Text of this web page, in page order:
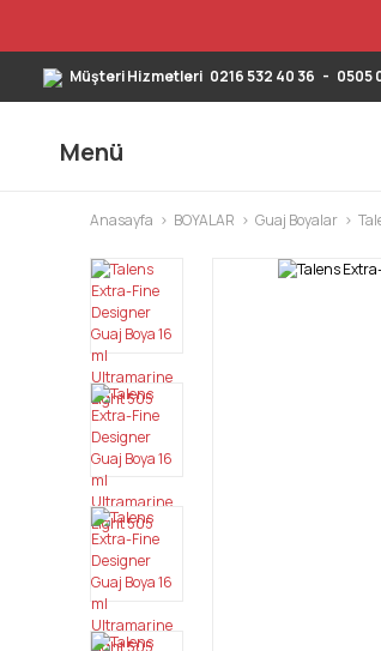
Müşteri Hizmetleri 0216 532 40 36 - 0505
Menü
Anasayfa BOYALAR Guaj Boyalar